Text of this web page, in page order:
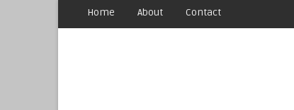
Home About Contact